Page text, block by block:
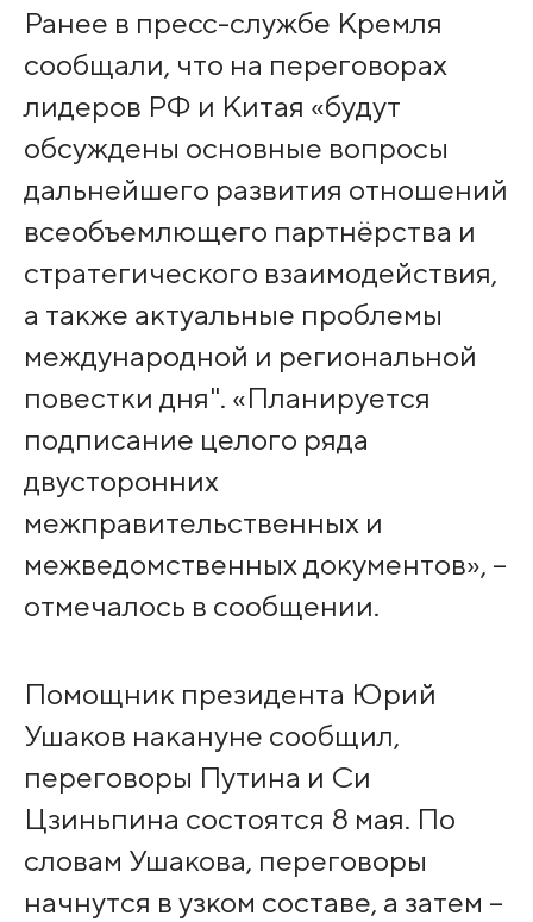
Ранее в пресс-службе Кремля
сообщали, что на переговорах
лидеров РФ и Китая «будут
обсуждены основные вопросы
дальнейшего развития отношений
всеобъемлющего партнёрства и
стратегического взаимодействия,
а также актуальные проблемы
международной и региональной
повестки дня". «Планируется
подписание целого ряда
двусторонних
межправительственных и
межведомственных документов», –
отмечалось в сообщении.
Помощник президента Юрий
Ушаков накануне сообщил,
переговоры Путина и Си
Цзиньпина состоятся 8 мая. По
словам Ушакова, переговоры
начнутся в узком составе, а затем –